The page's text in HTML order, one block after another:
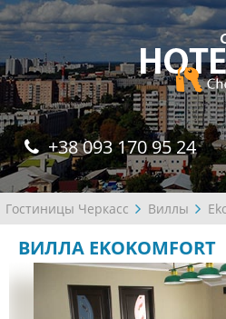
+38 093 170 95 24
Гостиницы Черкасс Виллы
ВИЛЛА EKOKOMFORT